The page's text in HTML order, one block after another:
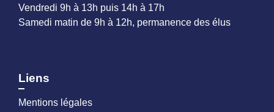
Vendredi 9h à 13h puis 14h à 17h
Samedi matin de 9h à 12h, permanence des élus
Liens
Mentions légales